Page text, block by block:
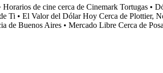
Horarios de cine cerca de Cinemark Tortugas •
Ti • El Valor del Dólar Hoy Cerca de Plottier,
de Buenos Aires • Mercado Libre Cerca de